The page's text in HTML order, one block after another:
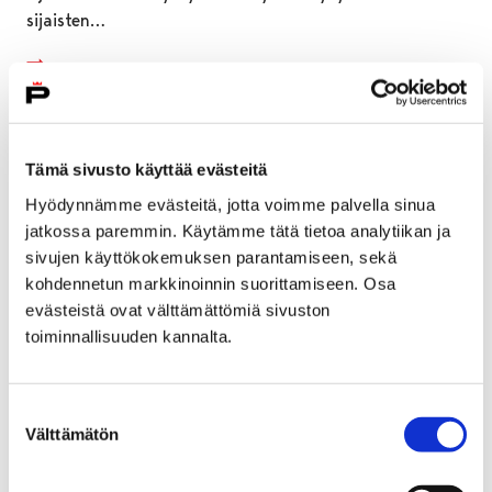
Tämä sivusto käyttää evästeitä
Hyödynnämme evästeitä, jotta voimme palvella sinua
jatkossa paremmin. Käytämme tätä tietoa analytiikan ja
sivujen käyttökokemuksen parantamiseen, sekä
kohdennetun markkinoinnin suorittamiseen. Osa
evästeistä ovat välttämättömiä sivuston
toiminnallisuuden kannalta.
valinta
Välttämätön
sijaisten…
Superkesän iltatorin myyntipaikat ja